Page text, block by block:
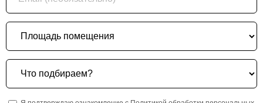
Площадь помещения
Что подбираем?